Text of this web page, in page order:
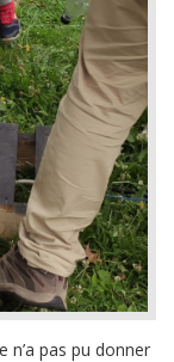
n’a pas pu donner